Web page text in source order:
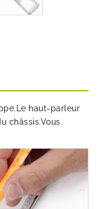
haut-parleur
châssis.Vous